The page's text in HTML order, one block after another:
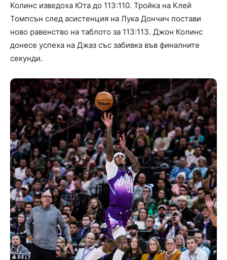
Колинс изведоха Юта до 113:110. Тройка на Клей
Томпсън след асистенция на Лука Дончич постави
ново равенство на таблото за 113:113. Джон Колинс
донесе успеха на Джаз със забивка във финалните
секунди.